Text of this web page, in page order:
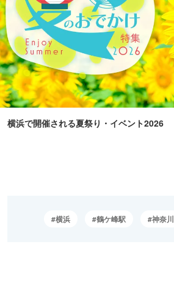
横浜で開催される夏祭り・イベント2026
横浜 鶴ケ峰駅 神奈川